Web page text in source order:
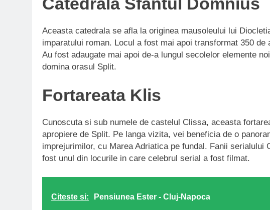
Aceasta catedrala se afla la originea mausoleului lui
imparatului roman. Locul a fost mai apoi transformat 350
Au fost adaugate mai apoi de-a lungul secolelor elemente
domina orasul Split.
Fortareata Klis
Cunoscuta si sub numele de castelul Clissa, aceasta
apropiere de Split. Pe langa vizita, vei beneficia de o
imprejurimilor, cu Marea Adriatica pe fundal. Fanii
fost unul din locurile in care celebrul serial a fost filmat.
Citeste si: Pensiunea Ester - Cluj-Napoca